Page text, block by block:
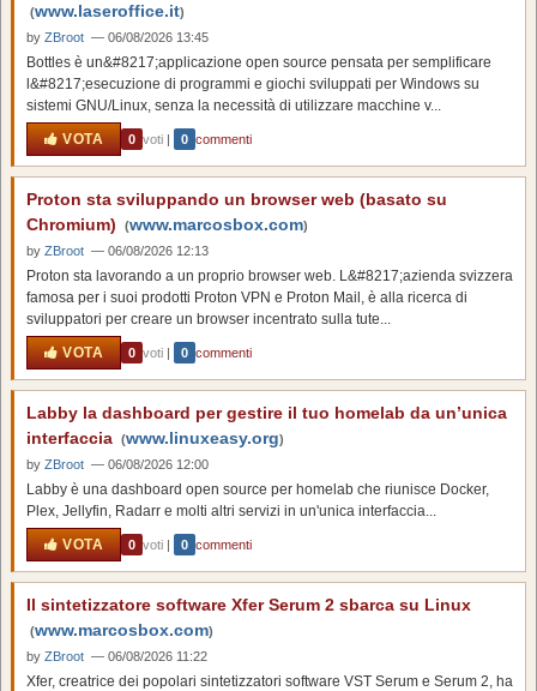
(www.laseroffice.it)
by ZBroot — 06/08/2026 13:45
Bottles è un&#8217;applicazione open source pensata per semplificare
l&#8217;esecuzione di programmi e giochi sviluppati per Windows su
sistemi GNU/Linux, senza la necessità di utilizzare macchine v...
VOTA
0 voti | 0 commenti
Proton sta sviluppando un browser web (basato su
Chromium)
(www.marcosbox.com)
by ZBroot — 06/08/2026 12:13
Proton sta lavorando a un proprio browser web. L&#8217;azienda svizzera
famosa per i suoi prodotti Proton VPN e Proton Mail, è alla ricerca di
sviluppatori per creare un browser incentrato sulla tute...
VOTA
0 voti | 0 commenti
Labby la dashboard per gestire il tuo homelab da un’unica
interfaccia (www.linuxeasy.org)
by ZBroot — 06/08/2026 12:00
Labby è una dashboard open source per homelab che riunisce Docker,
Plex, Jellyfin, Radarr e molti altri servizi in un'unica interfaccia...
VOTA
0 voti | 0 commenti
Il sintetizzatore software Xfer Serum 2 sbarca su Linux
(www.marcosbox.com)
by ZBroot — 06/08/2026 11:22
Xfer, creatrice dei popolari sintetizzatori software VST Serum e Serum 2, ha